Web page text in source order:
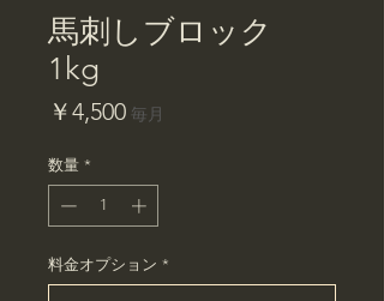
馬刺しブロック
1kg
￥4,500価
毎月
数量 *
料金オプション *